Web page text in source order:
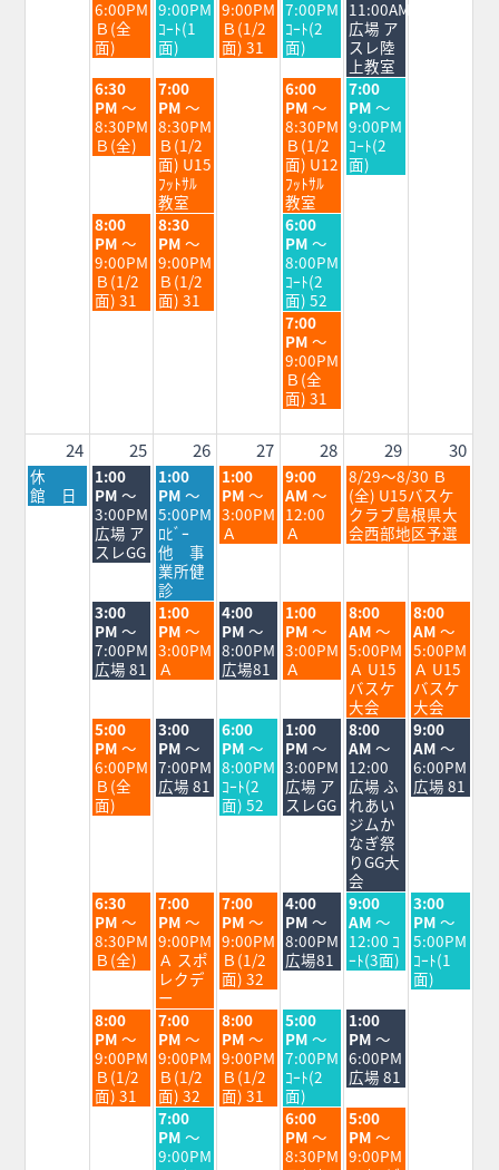
日,
8
月
18th
2026
6:00PM
Ｂ(全
面)
日,
8
月
19th
2026
9:00PM
ｺｰﾄ(1
面)
日,
8
月
20th
9:00PM
Ｂ(1/2
面) 31
日,
8
月
21st
2026
7:00PM
ｺｰﾄ(2
面)
日,
8
月
22nd
2026
11:00AM
広場 ア
スレ陸
上教室
火
曜
日,
8
月
6:30
PM ～
8:30PM
Ｂ(全)
水
曜
日,
8
月
19th
2026
7:00
PM ～
8:30PM
Ｂ(1/2
面) U15
ﾌｯﾄｻﾙ
教室
金
曜
日,
8
月
21st
2026
6:00
PM ～
8:30PM
Ｂ(1/2
面) U12
ﾌｯﾄｻﾙ
教室
土
曜
日,
8
月
22nd
7:00
PM ～
9:00PM
ｺｰﾄ(2
面)
火
曜
日,
8
月
18th
8:00
PM ～
9:00PM
Ｂ(1/2
面) 31
水
曜
日,
8
月
19th
8:30
PM ～
9:00PM
Ｂ(1/2
面) 31
金
曜
日,
8
月
21st
2026
6:00
PM ～
8:00PM
ｺｰﾄ(2
面) 52
金
曜
日,
8
月
21st
2026
7:00
PM ～
9:00PM
Ｂ(全
面) 31
24 25 26 27 28 29 30
月
曜
日,
休
館 日
火
曜
日,
8
月
25th
1:00
PM ～
3:00PM
広場 ア
スレGG
水
曜
日,
8
月
26th
2026
1:00
PM ～
5:00PM
ﾛﾋﾞｰ
他 事
業所健
診
木
曜
日,
8
月
1:00
PM ～
3:00PM
Ａ
金
曜
日,
8
月
9:00
AM ～
12:00
Ａ
土
曜
日,
8
月
8/29～8/30 Ｂ
(全) U15バスケ
クラブ島根県大
会西部地区予選
火
曜
日,
8
月
2026
3:00
PM ～
7:00PM
広場 81
水
曜
日,
8
月
2026
1:00
PM ～
3:00PM
Ａ
木
曜
日,
8
月
2026
4:00
PM ～
8:00PM
広場81
金
曜
日,
8
月
2026
1:00
PM ～
3:00PM
Ａ
土
曜
日,
8
月
29th
2026
8:00
AM ～
5:00PM
Ａ U15
バスケ
大会
日
曜
日,
8
月
30th
2026
8:00
AM ～
5:00PM
Ａ U15
バスケ
大会
火
曜
日,
8
月
25th
5:00
PM ～
6:00PM
Ｂ(全
面)
水
曜
日,
8
月
3:00
PM ～
7:00PM
広場 81
木
曜
日,
8
月
27th
6:00
PM ～
8:00PM
ｺｰﾄ(2
面) 52
金
曜
日,
8
月
28th
1:00
PM ～
3:00PM
広場 ア
スレGG
土
曜
日,
8
月
29th
2026
8:00
AM ～
12:00
広場 ふ
れあい
ジムか
なぎ祭
りGG大
会
日
曜
日,
8
月
9:00
AM ～
6:00PM
広場 81
火
曜
日,
8
月
2026
6:30
PM ～
8:30PM
Ｂ(全)
水
曜
日,
8
月
26th
2026
7:00
PM ～
9:00PM
Ａ スポ
レクデ
ー
木
曜
日,
8
月
27th
2026
7:00
PM ～
9:00PM
Ｂ(1/2
面) 32
金
曜
日,
8
月
2026
4:00
PM ～
8:00PM
広場81
土
曜
日,
8
月
2026
9:00
AM ～
12:00 ｺ
ｰﾄ(3面)
日
曜
日,
8
月
30th
3:00
PM ～
5:00PM
ｺｰﾄ(1
面)
火
曜
日,
8
月
25th
8:00
PM ～
9:00PM
Ｂ(1/2
面) 31
水
曜
日,
8
月
26th
2026
7:00
PM ～
9:00PM
Ｂ(1/2
面) 32
木
曜
日,
8
月
27th
8:00
PM ～
9:00PM
Ｂ(1/2
面) 31
金
曜
日,
8
月
28th
2026
5:00
PM ～
7:00PM
ｺｰﾄ(2
面)
土
曜
日,
8
月
29th
2026
1:00
PM ～
6:00PM
広場 81
水
曜
日,
7:00
PM ～
9:00PM
金
曜
日,
6:00
PM ～
8:30PM
土
曜
日,
5:00
PM ～
9:00PM